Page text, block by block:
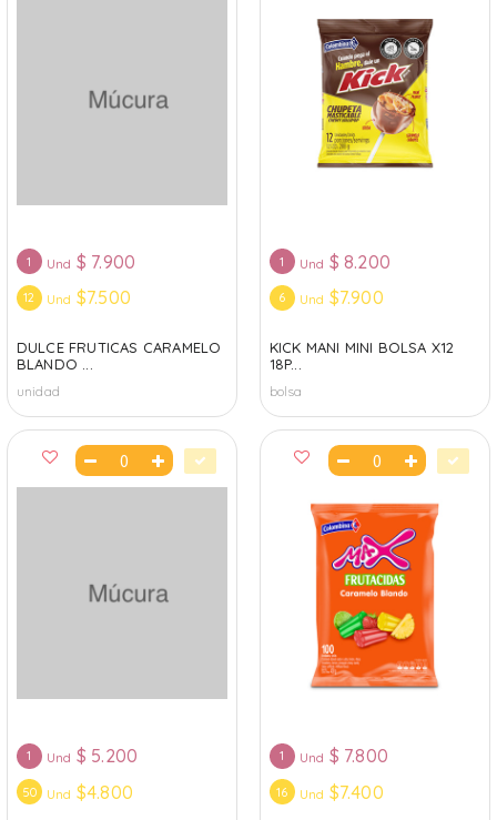
1 Und $ 7.900
12 Und $7.500
DULCE FRUTICAS CARAMELO
BLANDO ...
unidad
1 Und $ 8.200
6 Und $7.900
KICK MANI MINI BOLSA X12
18P...
bolsa
1 Und $ 5.200
50 Und $4.800
1 Und $ 7.800
16 Und $7.400